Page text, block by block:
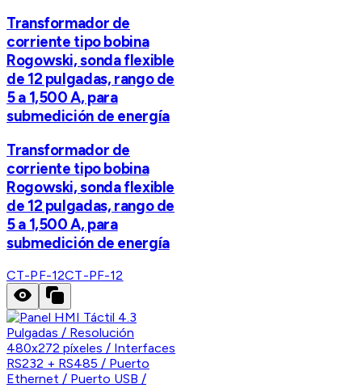
Transformador de
corriente tipo bobina
Rogowski, sonda flexible
de 12 pulgadas, rango de
5 a 1,500 A, para
submedición de energía
Transformador de
corriente tipo bobina
Rogowski, sonda flexible
de 12 pulgadas, rango de
5 a 1,500 A, para
submedición de energía
CT-PF-12CT-PF-12